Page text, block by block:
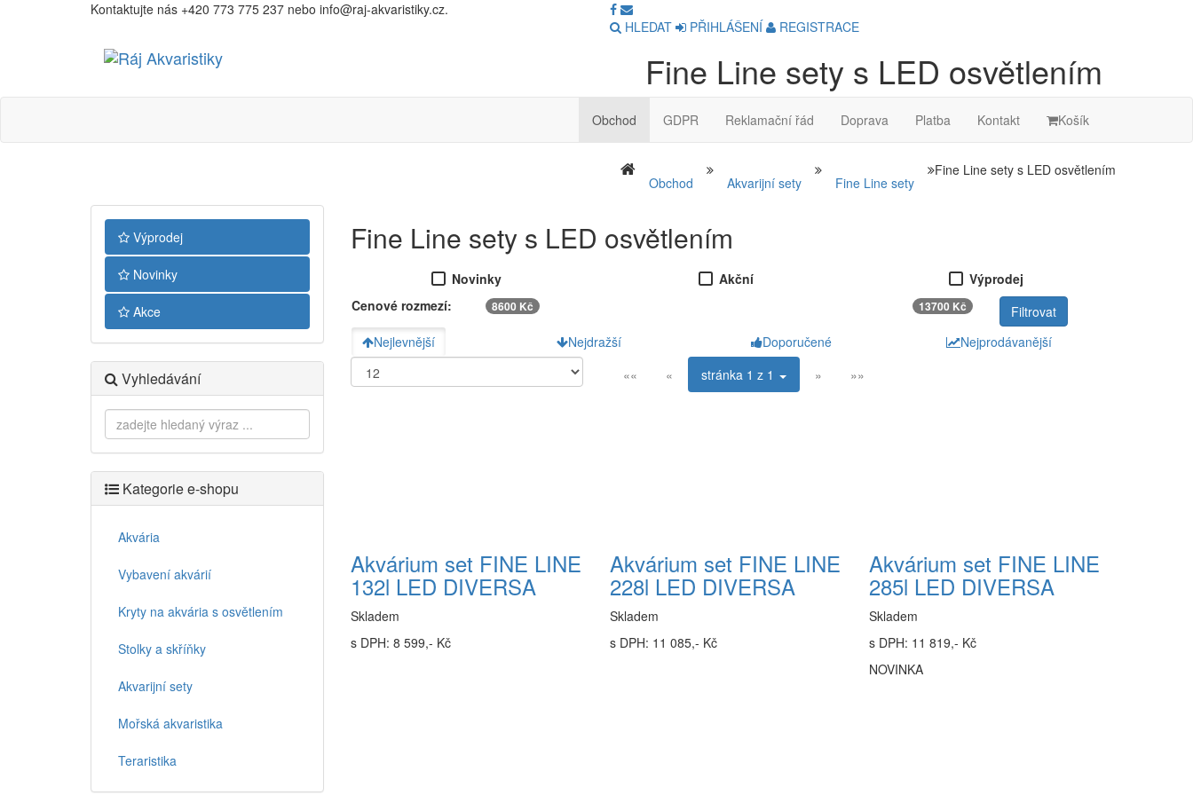
Kontaktujte nás +420 773 775 237 nebo info@raj-akvaristiky.cz.
HLEDAT
PŘIHLÁŠENÍ REGISTRACE
Akvaristiky Fine Line sety s LED osvětlením
Obchod GDPR Reklamační řád Doprava Platba Kontakt Košík
Obchod Akvarijní sety Fine Line sety
Fine Line sety s LED osvětlením
Výprodej
Novinky
Akce
Vyhledávání
Kategorie e-shopu
Akvária
Vybavení akvárií
Kryty na akvária s osvětlením
Stolky a skříňky
Akvarijní sety
Mořská akvaristika
Teraristika
Fine Line sety s LED osvětlením
Novinky Akční
Výprodej
Cenové rozmezí:
8600 Kč 13700 Kč
Nejlevnější Nejdražší Doporučené
Nejprodávanější
««
« stránka 1 z 1 » »»
Akvárium set FINE LINE
132l LED DIVERSA
Skladem
s DPH: 8 599,- Kč
Akvárium set FINE LINE
228l LED DIVERSA
Skladem
s DPH: 11 085,- Kč
Akvárium set FINE LINE
285l LED DIVERSA
Skladem
s DPH: 11 819,- Kč
NOVINKA